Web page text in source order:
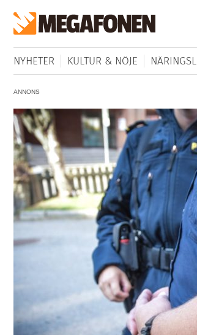
NYHETER KULTUR & NÖJE
ANNONS